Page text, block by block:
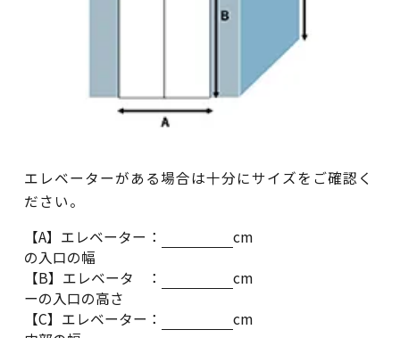
エレベーターがある場合は十分にサイズをご確認く
ださい。
【A】エレベーター
の入口の幅
：
cm
【B】エレベータ
ーの入口の高さ
：
cm
【C】エレベーター ： cm